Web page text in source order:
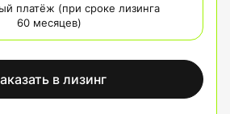
платёж (при сроке лизинга
60 месяцев)
в лизинг